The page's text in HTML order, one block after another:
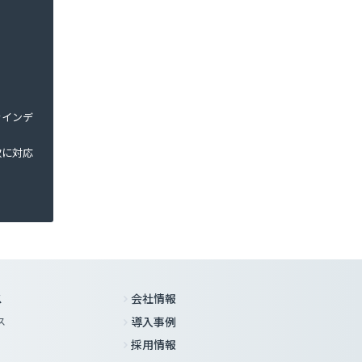
ンデ
対応
会社情報
導入事例
採用情報